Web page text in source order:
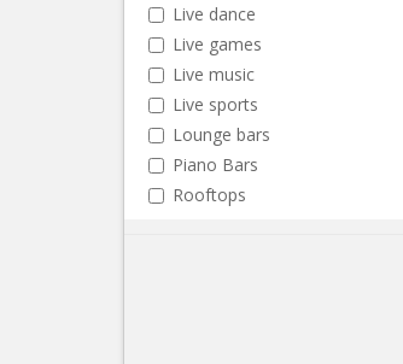
Live dance
Live games
Live music
Live sports
Lounge bars
Piano Bars
Rooftops